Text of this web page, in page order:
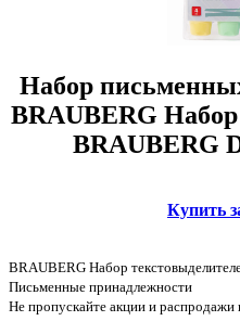
Набор
BRAUBERG Набор
BRAUBERG
Купить
BRAUBERG Набор
Письменные принадлежности
Не пропускайте акции и распродажи